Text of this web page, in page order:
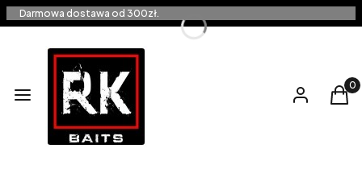
Darmowa dostawa od 300zł.
Menu Zaloguj się